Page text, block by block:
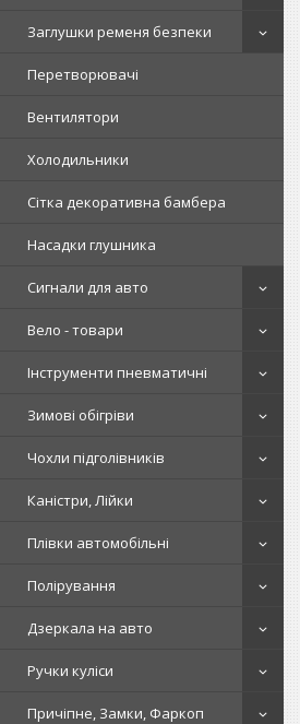
Заглушки ременя безпеки
Перетворювачі
Вентилятори
Холодильники
Сітка декоративна бамбера
Насадки глушника
Сигнали для авто
Вело - товари
Інструменти пневматичні
Зимові обігріви
Чохли підголівників
Каністри, Лійки
Плівки автомобільні
Полірування
Дзеркала на авто
Ручки куліси
Причіпне, Замки, Фаркоп